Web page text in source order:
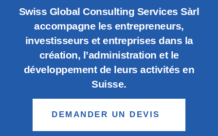
Swiss Global Consulting Services Sàrl
accompagne les entrepreneurs,
investisseurs et entreprises dans la
création, l’administration et le
développement de leurs activités en
Suisse.
DEMANDER UN DEVIS